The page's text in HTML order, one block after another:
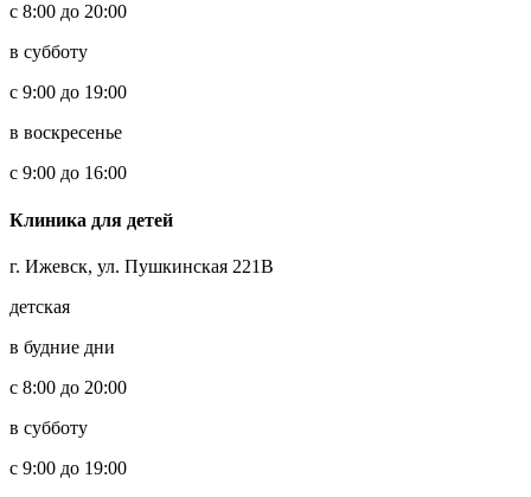
с 8:00 до 20:00
в субботу
с 9:00 до 19:00
в воскресенье
с 9:00 до 16:00
Клиника для детей
г. Ижевск, ул. Пушкинская 221В
детская
в будние дни
с 8:00 до 20:00
в субботу
с 9:00 до 19:00